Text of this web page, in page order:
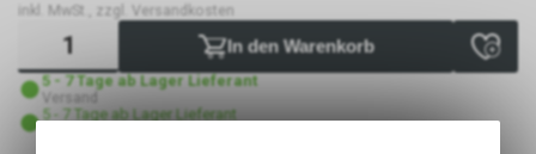
inkl. MwSt., zzgl. Versandkosten
In den Warenkorb
5 - 7 Tage ab Lager Lieferant
Versand
5 - 7 Tage ab Lager Lieferant